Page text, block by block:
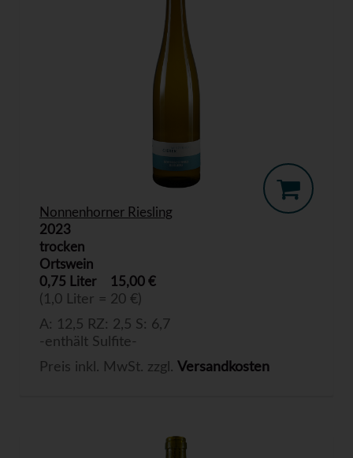
Nonnenhorner Riesling
2023
trocken
Ortswein
0,75 Liter
15,00 €
(1,0 Liter = 20 €)
A: 12,5 RZ: 2,5 S: 6,7
-enthält Sulfite-
Preis inkl. MwSt. zzgl. Versandkosten